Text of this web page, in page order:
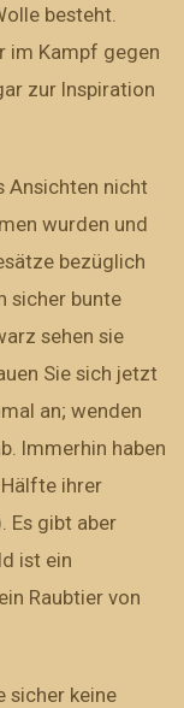
besteht.
im Kampf gegen
zur Inspiration
Ansichten nicht
wurden und
bezüglich
sicher bunte
sehen sie
Sie sich jetzt
an; wenden
Immerhin haben
ihrer
Es gibt aber
ist ein
Raubtier von
sicher keine